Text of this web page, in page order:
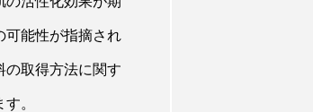
可能性が指摘され
の取得方法に関す
。